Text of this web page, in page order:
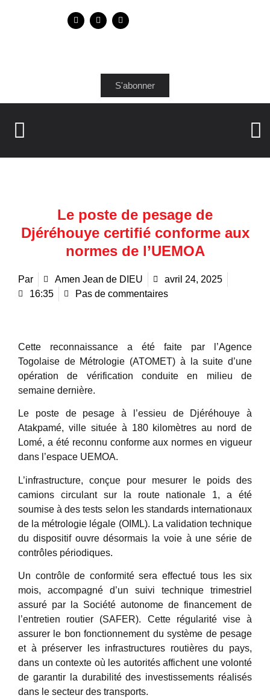
S'abonner
Le poste de pesage de
Djéréhouye certifié conforme aux
normes de l’UEMOA
Par Amen Jean de DIEU
avril 24, 2025
16:35
Pas de commentaires
Cette reconnaissance a été faite par l’Agence
Togolaise de Métrologie (ATOMET) à la suite d’une
opération de vérification conduite en milieu de
semaine dernière.
Le poste de pesage à l’essieu de Djéréhouye à
Atakpamé, ville située à 180 kilomètres au nord de
Lomé, a été reconnu conforme aux normes en vigueur
dans l’espace UEMOA.
L’infrastructure, conçue pour mesurer le poids des
camions circulant sur la route nationale 1, a été
soumise à des tests selon les standards internationaux
de la métrologie légale (OIML). La validation technique
du dispositif ouvre désormais la voie à une série de
contrôles périodiques.
Un contrôle de conformité sera effectué tous les six
mois, accompagné d’un suivi technique trimestriel
assuré par la Société autonome de financement de
l’entretien routier (SAFER). Cette régularité vise à
assurer le bon fonctionnement du système de pesage
et à préserver les infrastructures routières du pays,
dans un contexte où les autorités affichent une volonté
de garantir la durabilité des investissements réalisés
dans le secteur des transports.